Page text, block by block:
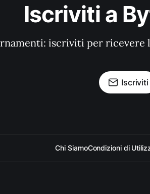
Iscriviti a
iscriviti per
Iscriviti
Chi SiamoCondizioni di